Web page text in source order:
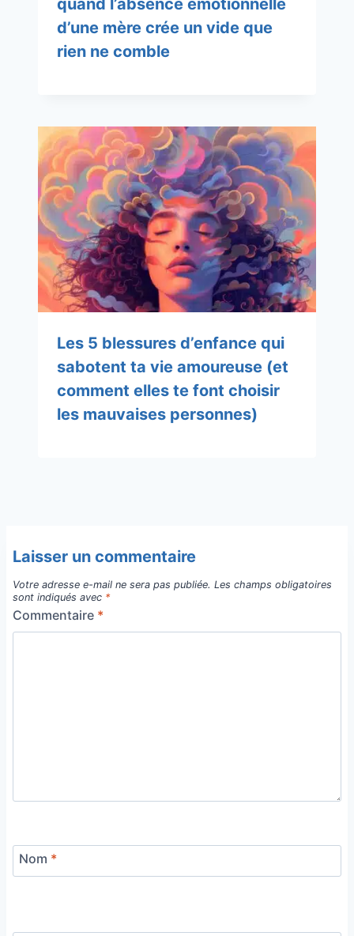
quand l’absence émotionnelle
d’une mère crée un vide que
rien ne comble
Les 5 blessures d’enfance qui
sabotent ta vie amoureuse (et
comment elles te font choisir
les mauvaises personnes)
Laisser un commentaire
Votre adresse e-mail ne sera pas publiée. Les champs obligatoires
sont indiqués avec *
Commentaire *
Nom *